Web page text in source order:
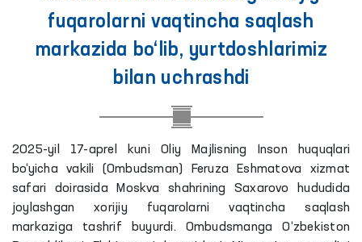
fuqarolarni vaqtincha saqlash
markazida bo‘lib, yurtdoshlarimiz
bilan uchrashdi
2025-yil 17-aprel kuni Oliy Majlisning Inson huquqlari
bo‘yicha vakili (Ombudsman) Feruza Eshmatova xizmat
safari doirasida Moskva shahrining Saxarovo hududida
joylashgan xorijiy fuqarolarni vaqtincha saqlash
markaziga tashrif buyurdi. Ombudsmanga O‘zbekiston